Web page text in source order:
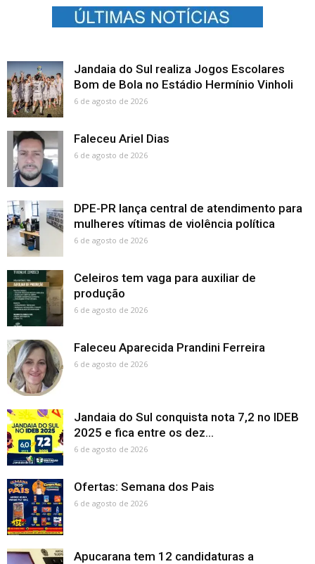
Jandaia do Sul realiza Jogos Escolares
Bom de Bola no Estádio Hermínio Vinholi
6 de agosto de 2026
Faleceu Ariel Dias
6 de agosto de 2026
DPE-PR lança central de atendimento para
mulheres vítimas de violência política
6 de agosto de 2026
Celeiros tem vaga para auxiliar de
produção
6 de agosto de 2026
Faleceu Aparecida Prandini Ferreira
6 de agosto de 2026
Jandaia do Sul conquista nota 7,2 no IDEB
2025 e fica entre os dez...
6 de agosto de 2026
Ofertas: Semana dos Pais
6 de agosto de 2026
Apucarana tem 12 candidaturas a